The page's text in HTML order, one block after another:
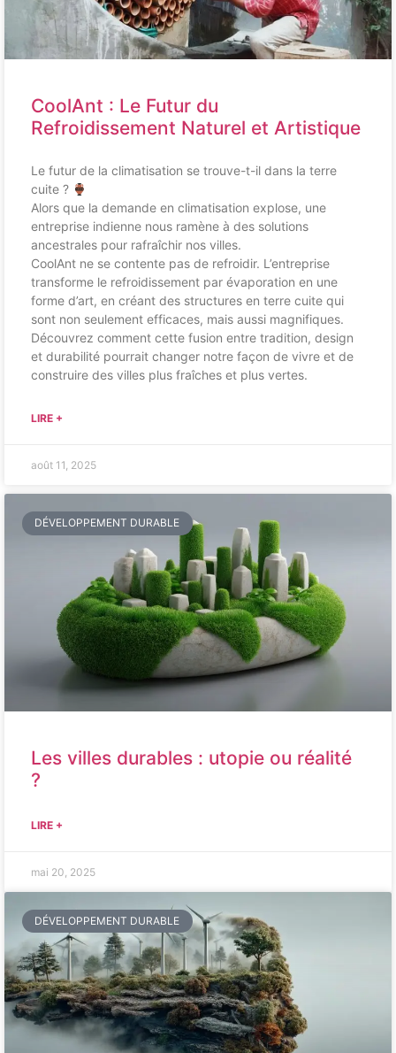
CoolAnt : Le Futur du
Refroidissement Naturel et Artistique
Le futur de la climatisation se trouve-t-il dans la terre
cuite ?
Alors que la demande en climatisation explose, une
entreprise indienne nous ramène à des solutions
ancestrales pour rafraîchir nos villes.
CoolAnt ne se contente pas de refroidir. L’entreprise
transforme le refroidissement par évaporation en une
forme d’art, en créant des structures en terre cuite qui
sont non seulement efficaces, mais aussi magnifiques.
Découvrez comment cette fusion entre tradition, design
et durabilité pourrait changer notre façon de vivre et de
construire des villes plus fraîches et plus vertes.
LIRE +
août 11, 2025
DÉVELOPPEMENT DURABLE
Les villes durables : utopie ou réalité
?
LIRE +
mai 20, 2025
DÉVELOPPEMENT DURABLE